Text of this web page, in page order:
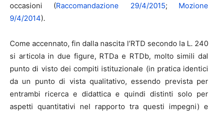
occasioni (Raccomandazione 29/4/2015; Mozione
9/4/2014).
Come accennato, fin dalla nascita l’RTD secondo la L. 240
si articola in due figure, RTDa e RTDb, molto simili dal
punto di visto dei compiti istituzionale (in pratica identici
da un punto di vista qualitativo, essendo prevista per
entrambi ricerca e didattica e quindi distinti solo per
aspetti quantitativi nel rapporto tra questi impegni) e